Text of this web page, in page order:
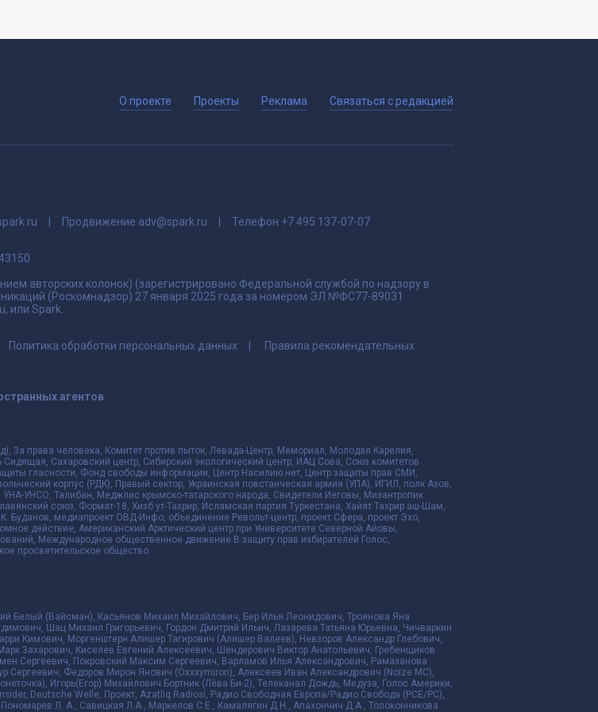
О проекте Проекты Реклама Связаться с редакцией
Продвижение adv@spark.ru Телефон +7 495 137-07-07
авторских колонок) (зарегистрировано Федеральной службой по надзору в
(Роскомнадзор) 27 января 2025 года за номером ЭЛ №ФС77-89031
или Spark.
Политика обработки персональных данных
Правила рекомендательных
агентов
За права человека, Комитет против пыток, Левада-Центр, Мемориал, Молодая Карелия,
Сахаровский центр, Сибирский экологический центр, ИАЦ Сова, Союз комитетов
гласности, Фонд свободы информации, Центр Насилию.нет, Центр защиты прав СМИ,
корпус (РДК), Правый сектор, Украинская повстанческая армия (УПА), ИГИЛ, полк Азов,
УНСО, Талибан, Меджлис крымско-татарского народа, Свидетели Иеговы, Мизантропик
союз, Формат-18, Хизб ут-Тахрир, Исламская партия Туркестана, Хайят Тахрир аш-Шам,
медиапроект ОВД-Инфо, объединение Револьт-центр, проект Сфера, проект Эхо,
действие, Американский Арктический центр при Университете Северной Айовы,
Международное общественное движение В защиту прав избирателей Голос,
просветительское общество.
Белый (Вайсман), Касьянов Михаил Михайлович, Бер Илья Леонидович, Троянова Яна
Шац Михаил Григорьевич, Гордон Дмитрий Ильич, Лазарева Татьяна Юрьевна, Чичваркин
Кимович, Моргенштерн Алишер Тагирович (Алишер Валеев), Невзоров Александр Глебович,
Захарович, Киселев Евгений Алексеевич, Шендерович Виктор Анатольевич, Гребенщиков
Сергеевич, Покровский Максим Сергеевич, Варламов Илья Александрович, Рамазанова
Сергеевич, Федоров Мирон Янович (Oxxxymiron), Алексеев Иван Александрович (Noize MC),
Игорь(Егор) Михайлович Бортник (Лёва Би-2), Телеканал Дождь, Медуза, Голос Америки,
Deutsche Welle, Проект, Azatliq Radiosi, Радио Свободная Европа/Радио Свобода (PCE/PC),
Л. А., Савицкая Л.А., Маркелов С.Е., Камалягин Д.Н., Апахончич Д.А., Толоконникова